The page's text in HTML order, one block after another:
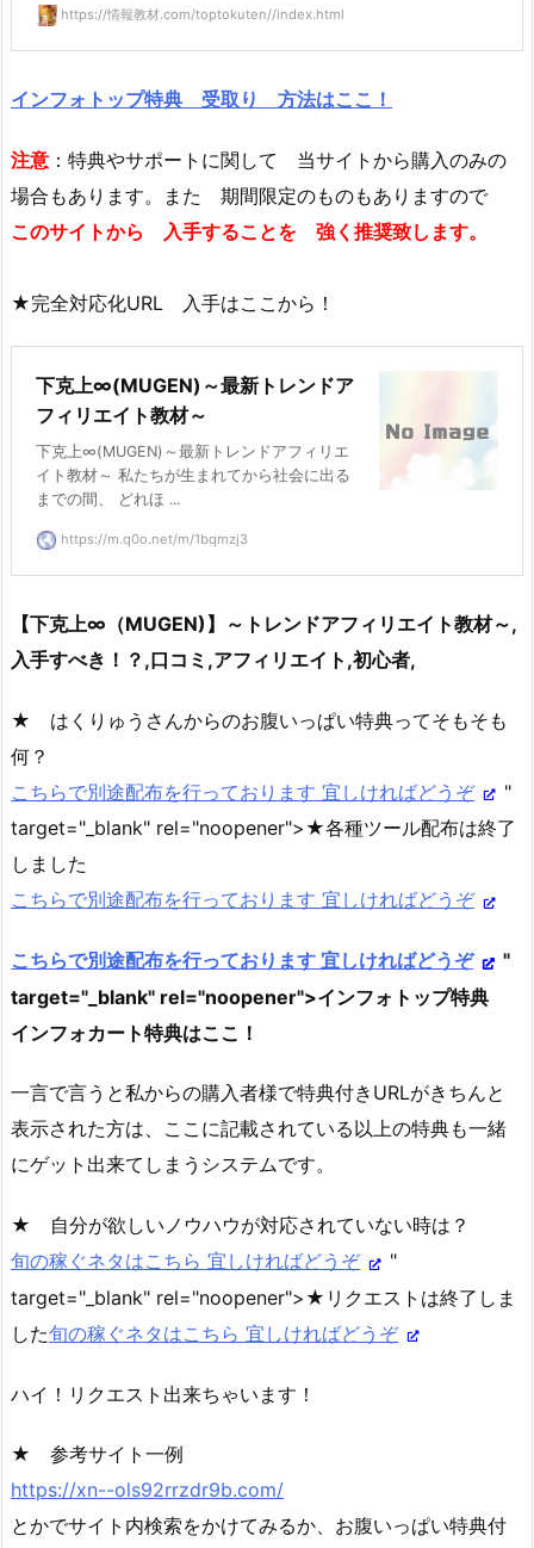
https://情報教材.com/toptokuten//index.html
インフォトップ特典 受取り 方法はここ！
注意 ：特典やサポートに関して 当サイトから購入のみの
場合もあります。また 期間限定のものもありますので
このサイトから 入手することを 強く推奨致します。
★完全対応化URL 入手はここから！
下克上∞(MUGEN)～最新トレンドア
フィリエイト教材～
下克上∞(MUGEN)～最新トレンドアフィリエ
イト教材～ 私たちが生まれてから社会に出る
までの間、 どれほ ...
https://m.q0o.net/m/1bqmzj3
【下克上∞（MUGEN)】～トレンドアフィリエイト教材～,
入手すべき！？,口コミ,アフィリエイト,初心者,
★ はくりゅうさんからのお腹いっぱい特典ってそもそも
何？
こちらで別途配布を行っております 宜しければどうぞ
"
target="_blank" rel="noopener">★各種ツール配布は終了
しました
こちらで別途配布を行っております 宜しければどうぞ
こちらで別途配布を行っております 宜しければどうぞ
"
target="_blank" rel="noopener">インフォトップ特典
インフォカート特典はここ！
一言で言うと私からの購入者様で特典付きURLがきちんと
表示された方は、ここに記載されている以上の特典も一緒
にゲット出来てしまうシステムです。
★ 自分が欲しいノウハウが対応されていない時は？
旬の稼ぐネタはこちら 宜しければどうぞ
"
target="_blank" rel="noopener">★リクエストは終了しま
した旬の稼ぐネタはこちら 宜しければどうぞ
ハイ！リクエスト出来ちゃいます！
★ 参考サイト一例
https://xn--ols92rrzdr9b.com/
とかでサイト内検索をかけてみるか、お腹いっぱい特典付